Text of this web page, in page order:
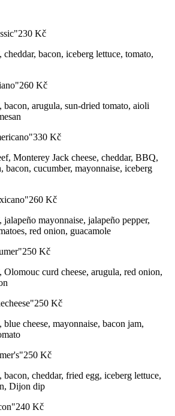
230 Kč
bacon, iceberg lettuce, tomato,
260 Kč
bacon, arugula, sun-dried tomato, aioli
330 Kč
Monterey Jack cheese, cheddar, BBQ,
bacon, cucumber, mayonnaise, iceberg
260 Kč
mayonnaise, jalapeño pepper,
red onion, guacamole
250 Kč
Olomouc curd cheese, arugula, red onion,
250 Kč
cheese, mayonnaise, bacon jam,
250 Kč
cheddar, fried egg, iceberg lettuce,
Dijon dip
240 Kč